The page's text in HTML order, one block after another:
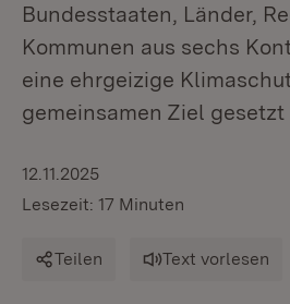
Bundesstaaten, Länder,
Kommunen aus sechs
eine ehrgeizige
gemeinsamen Ziel gesetzt
12.11.2025
Lesezeit: 17 Minuten
Teilen Text vorlesen